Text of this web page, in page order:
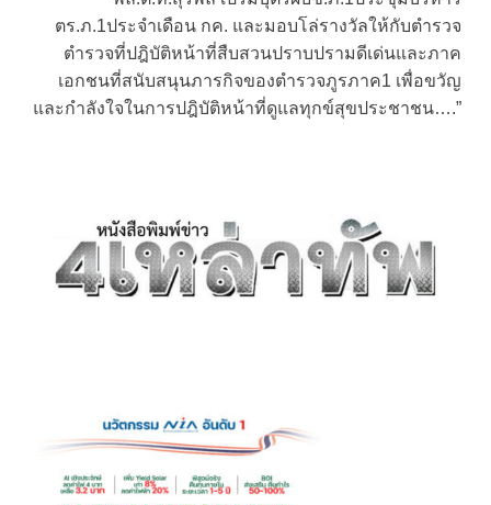
ตร.ภ.1ประจำเดือน กค. และมอบโล่รางวัลให้กับตำรวจ
ตำรวจที่ปฎิบัติหน้าที่สืบสวนปราบปรามดีเด่นและภาค
เอกชนที่สนับสนุนภารกิจของตำรวจภูรภาค1 เพื่อขวัญ
และกำลังใจในการปฎิบัติหน้าที่ดูแลทุกข์สุขประชาชน….”